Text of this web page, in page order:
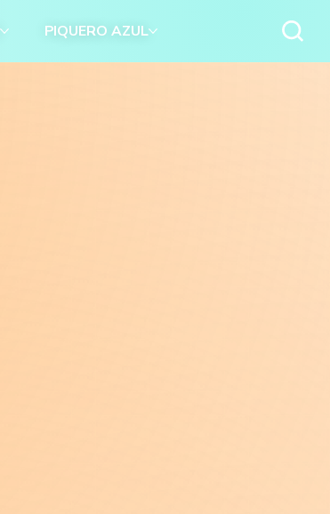
PIQUERO AZUL